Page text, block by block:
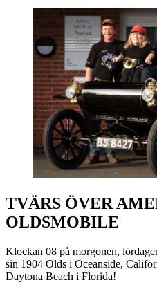
TVÄRS ÖVER
OLDSMOBILE
Klockan 08 på morgonen,
sin 1904 Olds i Oceanside,
Daytona Beach i Florida!